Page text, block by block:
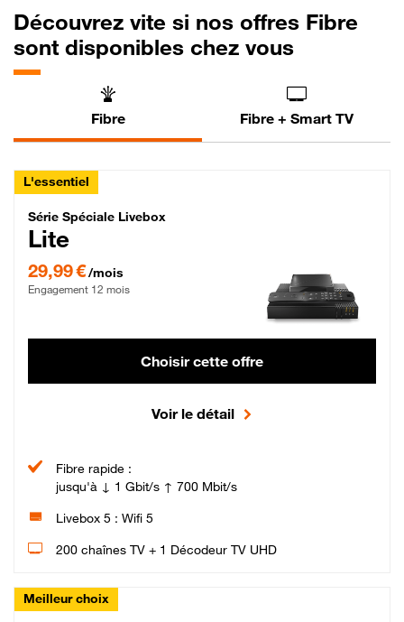
Découvrez vite si nos offres Fibre
sont disponibles chez vous
Fibre Fibre + Smart TV
L'essentiel
Série Spéciale Livebox Lite Fibre
Série Spéciale Livebox
Lite
29,99 €/mois
Engagement 12 mois
Choisir cette offre
Voir le détail
Fibre rapide :
jusqu'à ↓ 1 Gbit/s ↑ 700 Mbit/s
Livebox 5 : Wifi 5
200 chaînes TV + 1 Décodeur TV UHD
Meilleur choix